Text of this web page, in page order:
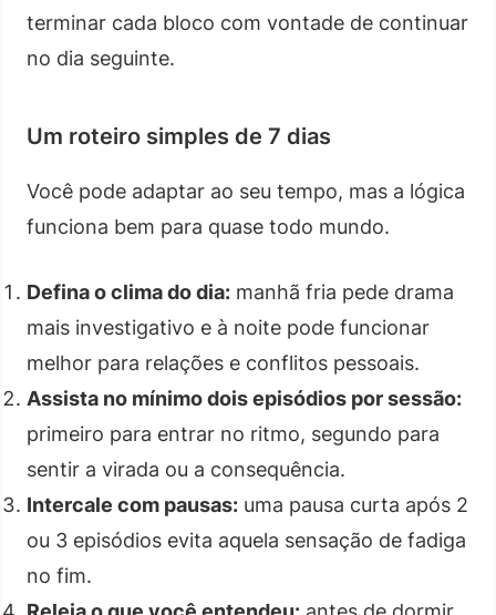
terminar cada bloco com vontade de continuar
no dia seguinte.
Um roteiro simples de 7 dias
Você pode adaptar ao seu tempo, mas a lógica
funciona bem para quase todo mundo.
Defina o clima do dia: manhã fria pede drama
mais investigativo e à noite pode funcionar
melhor para relações e conflitos pessoais.
Assista no mínimo dois episódios por sessão:
primeiro para entrar no ritmo, segundo para
sentir a virada ou a consequência.
Intercale com pausas: uma pausa curta após 2
ou 3 episódios evita aquela sensação de fadiga
no fim.